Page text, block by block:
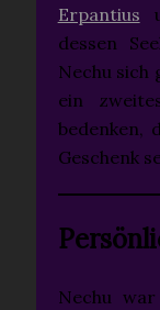
Erpantius
dessen
Nechu sich
ein
bedenken,
Geschenk
Nechu